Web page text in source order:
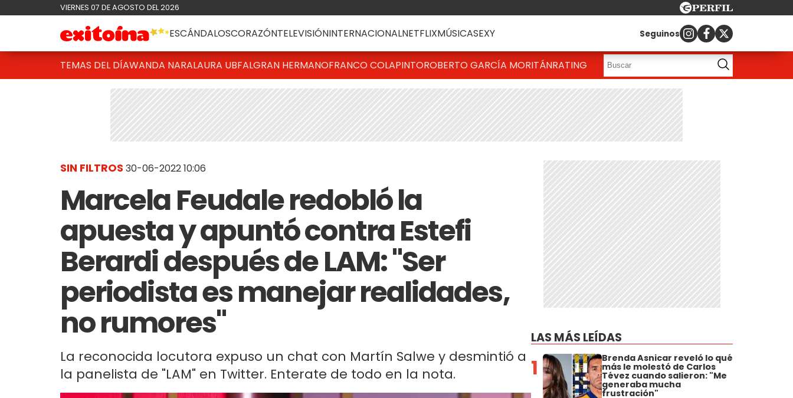
VIERNES 07 DE AGOSTO DEL 2026
ESCÁNDALOSCORAZÓNTELEVISIÓNINTERNACIONALNETFLIXMÚSICASEXY Seguinos
TEMAS DEL DÍAWANDA NARALAURA UBFALGRAN HERMANOFRANCO COLAPINTOROBERTO GARCÍA MORITÁNRATING
SIN FILTROS 30-06-2022 10:06
Marcela Feudale redobló la
apuesta y apuntó contra Estefi
Berardi después de LAM: "Ser
periodista es manejar realidades,
no rumores"
La reconocida locutora expuso un chat con Martín Salwe y desmintió a
la panelista de "LAM" en Twitter. Enterate de todo en la nota.
LAS MÁS LEÍDAS
1 Brenda Asnicar reveló lo qué
más le molestó de Carlos
Tévez cuando salieron: "Me
generaba mucha
frustración"